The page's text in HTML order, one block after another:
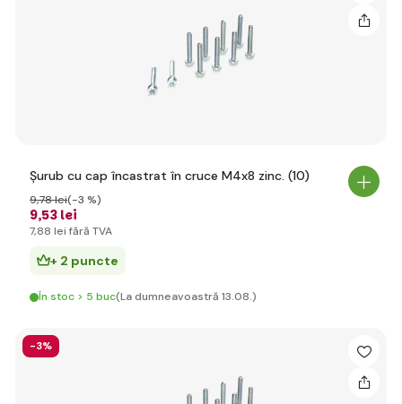
Șurub cu cap încastrat în cruce M4x8 zinc. (10)
9,53 lei
9,78 lei(-3 %)
7,88 lei fără TVA
+ 2 puncte
În stoc > 5 buc(La dumneavoastră 13.08.)
-3%